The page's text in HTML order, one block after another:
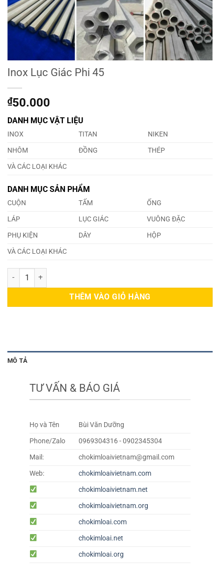
Inox Lục Giác Phi 45
₫50.000
DANH MỤC VẬT LIỆU
INOX TITAN
NIKEN
NHÔM
ĐỒNG
THÉP
VÀ CÁC LOẠI KHÁC
DANH MỤC SẢN PHẨM
CUỘN TẤM
ỐNG
LÁP
LỤC GIÁC
VUÔNG ĐẶC
PHỤ KIỆN
DÂY
HỘP
VÀ CÁC LOẠI KHÁC
Inox Lục Giác Phi 45 số lượng
THÊM VÀO GIỎ HÀNG
MÔ TẢ
TƯ VẤN & BÁO GIÁ
Họ và Tên
Bùi Văn Dưỡng
Phone/Zalo
0969304316 - 0902345304
Mail:
chokimloaivietnam@gmail.com
Web:
chokimloaivietnam.com
chokimloaivietnam.net
chokimloaivietnam.org
chokimloai.com
chokimloai.net
chokimloai.org